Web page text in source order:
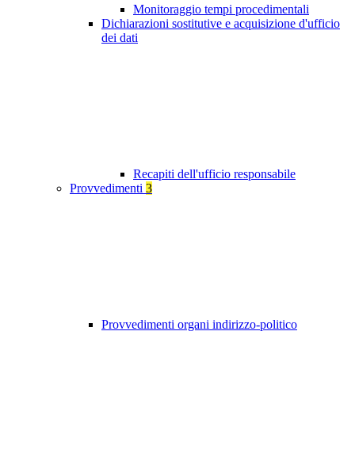
Monitoraggio tempi procedimentali
Dichiarazioni sostitutive e acquisizione d'ufficio
dei dati
Recapiti dell'ufficio responsabile
Provvedimenti 3
Provvedimenti organi indirizzo-politico